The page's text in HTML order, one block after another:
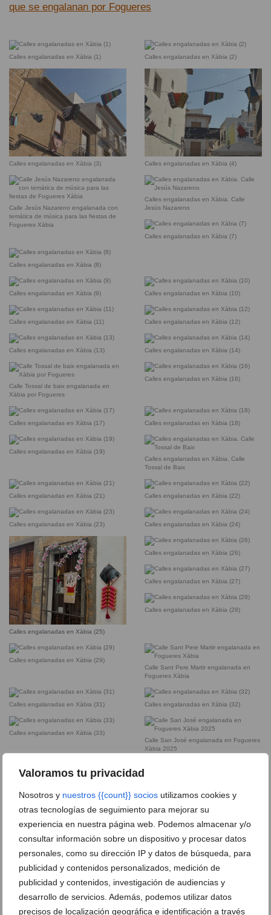
Valoramos tu privacidad
Nosotros y nuestros {{count}} socios utilizamos cookies y
otras tecnologías de seguimiento para mejorar su
experiencia en nuestra página web. Podemos almacenar y/o
consultar información sobre un dispositivo y procesar datos
personales, como su dirección IP y datos de búsqueda, para
publicidad y contenidos personalizados, medición de
publicidad y contenidos, investigación de audiencias y
desarrollo de servicios. Además, podemos utilizar datos
precisos de localización geográfica e identificación a través
que se engalanan por Fogueres
Calles engalanadas en Xàbia (1) Calles engalanadas en Xàbia (2)
Calles engalanadas en Xàbia (3) Calles engalanadas en Xàbia (4)
Calle Jesús Nazareno engalanada con
temática de música para las fiestas de
Fogueres Xàbia
Calles engalanadas en Xàbia. Calle
Jesús Nazareno
Calles engalanadas en Xàbia (7)
Calles engalanadas en Xàbia (8)
Calles engalanadas en Xàbia (9) Calles engalanadas en Xàbia (10)
Calles engalanadas en Xàbia (11) Calles engalanadas en Xàbia (12)
Calles engalanadas en Xàbia (13) Calles engalanadas en Xàbia (14)
Calle Tossal de baix engalanada en
Xàbia por Fogueres
Calles engalanadas en Xàbia (16)
Calles engalanadas en Xàbia (17) Calles engalanadas en Xàbia (18)
Calles engalanadas en Xàbia (19)
Calles engalanadas en Xàbia. Calle
Tossal de Baix
Calles engalanadas en Xàbia (21) Calles engalanadas en Xàbia (22)
Calles engalanadas en Xàbia (23) Calles engalanadas en Xàbia (24)
Calles engalanadas en Xàbia (25)
Calles engalanadas en Xàbia (26)
Calles engalanadas en Xàbia (27)
Calles engalanadas en Xàbia (28)
Calles engalanadas en Xàbia (29)
Calle Sant Pere Martir engalanada en
Fogueres Xàbia
Calles engalanadas en Xàbia (31) Calles engalanadas en Xàbia (32)
Calles engalanadas en Xàbia (33)
Calle San José engalanada en Fogueres
Xàbia 2025
Xàbia en fiestas de Fogueres
2025 (1)
Calles engalanadas Fogueres Xàbia
2025 (2)
Calles engalanadas Fogueres Xàbia
2025 (3)
Calles engalanadas Fogueres Xàbia
2025 (4)
Calles engalanadas Fogueres Xàbia
2025 (5)